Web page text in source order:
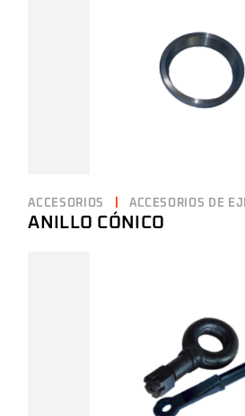
ACCESORIOS ACCESORIOS DE
ANILLO CÓNICO